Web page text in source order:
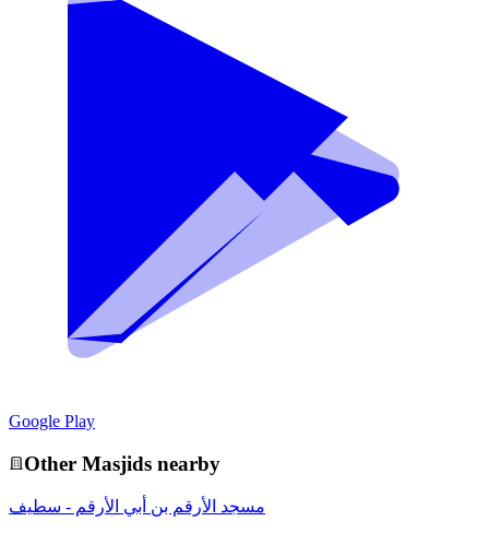
Google Play
Other Masjids nearby
مسجد الأرقم بن أبي الأرقم - سطيف